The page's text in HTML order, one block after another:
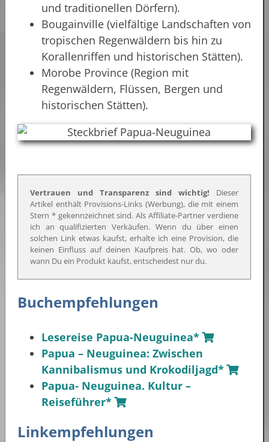
und traditionellen Dörfern).
Bougainville (vielfältige Landschaften von
tropischen Regenwäldern bis hin zu
Korallenriffen und historischen Stätten).
Morobe Province (Region mit
Regenwäldern, Flüssen, Bergen und
historischen Stätten).
Vertrauen und Transparenz sind wichtig! Dieser
Artikel enthält Provisions-Links (Werbung), die mit einem
Stern * gekennzeichnet sind. Als Affiliate-Partner verdiene
ich an qualifizierten Verkäufen. Wenn du über einen
solchen Link etwas kaufst, erhalte ich eine Provision, die
keinen Einfluss auf deinen Kaufpreis hat. Ob, wo oder
wann Du ein Produkt kaufst, entscheidest nur du.
Buchempfehlungen
Lesereise Papua-Neuguinea*
Papua – Neuguinea: Zwischen
Kannibalismus und Krokodiljagd*
Papua- Neuguinea. Kultur –
Reiseführer*
Linkempfehlungen